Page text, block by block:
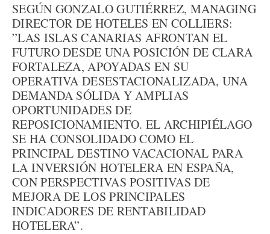
SEGÚN GONZALO GUTIÉRREZ, MANAGING
DIRECTOR DE HOTELES EN COLLIERS:
”LAS ISLAS CANARIAS AFRONTAN EL
FUTURO DESDE UNA POSICIÓN DE CLARA
FORTALEZA, APOYADAS EN SU
OPERATIVA DESESTACIONALIZADA, UNA
DEMANDA SÓLIDA Y AMPLIAS
OPORTUNIDADES DE
REPOSICIONAMIENTO. EL ARCHIPIÉLAGO
SE HA CONSOLIDADO COMO EL
PRINCIPAL DESTINO VACACIONAL PARA
LA INVERSIÓN HOTELERA EN ESPAÑA,
CON PERSPECTIVAS POSITIVAS DE
MEJORA DE LOS PRINCIPALES
INDICADORES DE RENTABILIDAD
HOTELERA”.